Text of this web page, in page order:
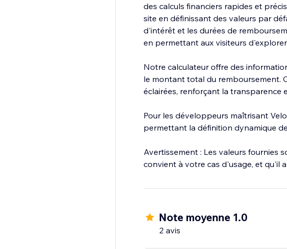
des calculs financiers rapides et
site en définissant des valeurs par
d'intérêt et les durées de
en permettant aux visiteurs
Notre calculateur offre des
le montant total du remboursement.
éclairées, renforçant la transparence
Pour les développeurs maîtrisant
permettant la définition dynamique
Avertissement : Les valeurs fournies
convient à votre cas d'usage, et qu'il
Note moyenne 1.0
2 avis